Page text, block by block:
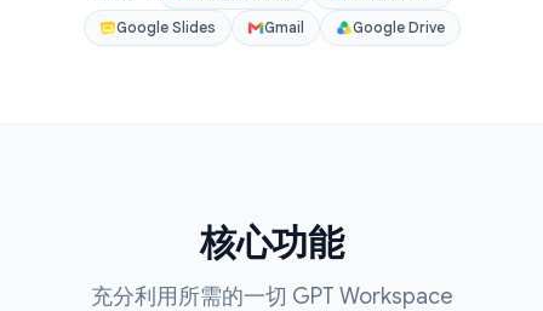
Google Slides
Gmail Google Drive
核心功能
充分利用所需的一切 GPT Workspace